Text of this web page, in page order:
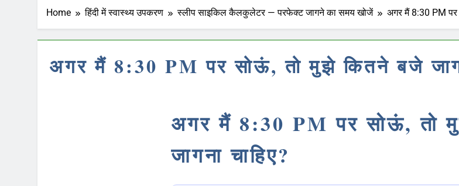
Home हिंदी में स्वास्थ्य उपकरण स्लीप साइकिल कैलकुलेटर — परफेक्ट जागने का समय खोजें अगर मैं 8:30 PM पर
अगर मैं 8:30 PM पर सोऊं, तो मुझे कितने बजे
अगर मैं 8:30 PM पर सोऊं, तो
जागना चाहिए?